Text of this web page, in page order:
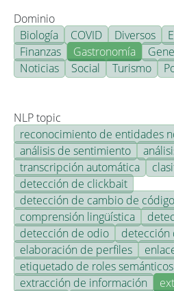
Dominio
Biología
COVID Diversos
Finanzas
Gastronomía
Noticias
Social Turismo
NLP topic
reconocimiento de entidades
análisis de sentimiento
transcripción automática
detección de clickbait
detección de cambio de código
comprensión lingüística
detección de odio
detección
elaboración de perfiles
etiquetado de roles semánticos
extracción de información